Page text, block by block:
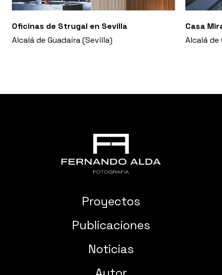
Oficinas de Strugal en Sevilla
Alcalá de Guadaíra (Sevilla)
Casa
Alcalá de
Proyectos
Publicaciones
Noticias